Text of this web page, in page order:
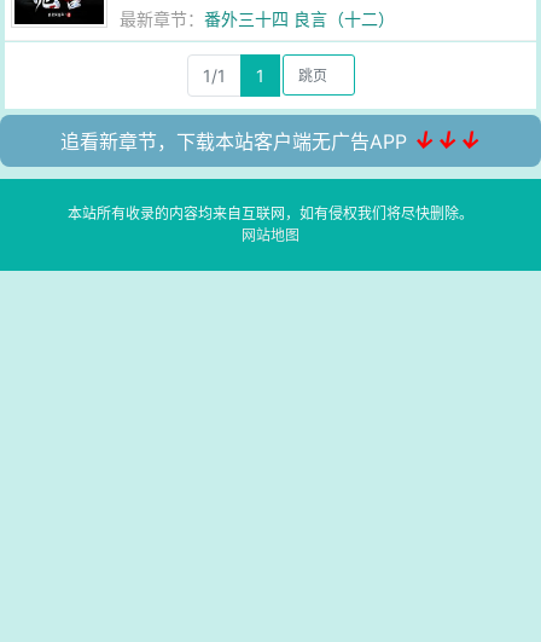
最新章节：番外三十四 良言（十二）
1/1 1
追看新章节，下载本站客户端无广告APP ↓↓↓
本站所有收录的内容均来自互联网，如有侵权我们将尽快删除。
网站地图